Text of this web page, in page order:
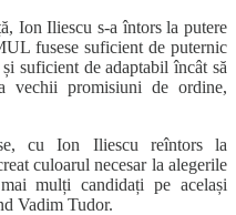
Ion Iliescu s-a întors la putere
fusese suficient de puternic
suficient de adaptabil încât să
vechii promisiuni de ordine,
cu Ion Iliescu reîntors la
culoarul necesar la alegerile
mulți candidați pe același
Vadim Tudor.